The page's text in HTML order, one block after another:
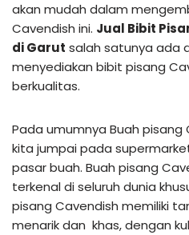
akan mudah dalam
Cavendish ini. Jual Bibit
di Garut salah satunya ada
menyediakan bibit pisang
berkualitas.
Pada umumnya Buah pisang
kita jumpai pada
pasar buah. Buah pisang
terkenal di seluruh dunia
pisang Cavendish memiliki
menarik dan khas, dengan